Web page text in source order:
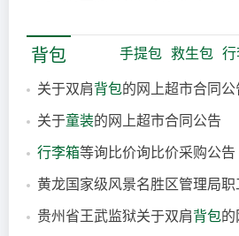
背包 手提包 救生包
关于双肩背包的网上超市合同公
关于童装的网上超市合同公告
行李箱等询比价询比价采购公告
黄龙国家级风景名胜区管理局
贵州省王武监狱关于双肩背包的网